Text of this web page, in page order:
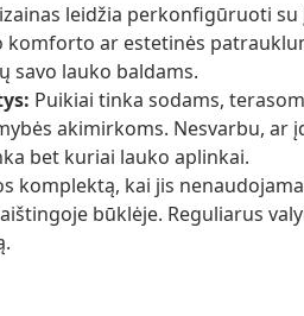
leidžia perkonfigūruoti
ar estetinės
savo lauko baldams.
Puikiai tinka sodams,
akimirkoms. Nesvarbu, ar
bet kuriai lauko aplinkai.
komplektą, kai jis
būklėje. Reguliarus